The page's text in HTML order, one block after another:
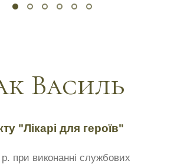
Василь
"Лікарі для героїв"
р. при виконанні службових